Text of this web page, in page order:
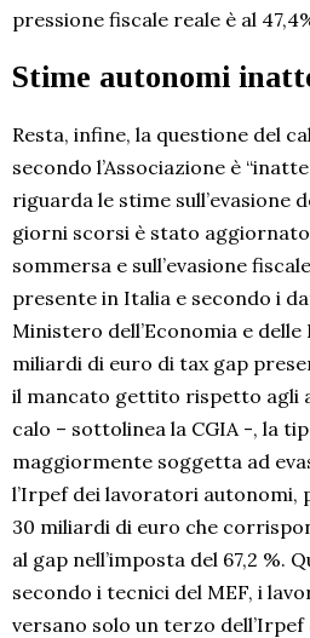
pressione fiscale reale è al
Stime autonomi
Resta, infine, la questione del
secondo l’Associazione è
riguarda le stime sull’evasione
giorni scorsi è stato
sommersa e sull’evasione
presente in Italia e secondo i
Ministero dell’Economia e
miliardi di euro di tax gap
il mancato gettito rispetto agli
calo – sottolinea la CGIA -, la
maggiormente soggetta ad
l’Irpef dei lavoratori autonomi,
30 miliardi di euro che
al gap nell’imposta del 67,2 %.
secondo i tecnici del MEF, i
versano solo un terzo